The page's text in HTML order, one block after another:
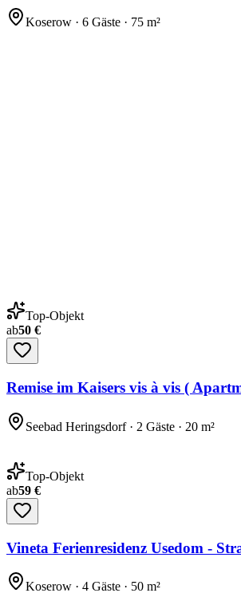
Koserow · 6 Gäste · 75 m²
Top-Objekt
ab50 €
Remise im Kaisers vis à vis (
Seebad Heringsdorf · 2 Gäste · 20 m²
Top-Objekt
ab59 €
Vineta Ferienresidenz Usedom -
Koserow · 4 Gäste · 50 m²